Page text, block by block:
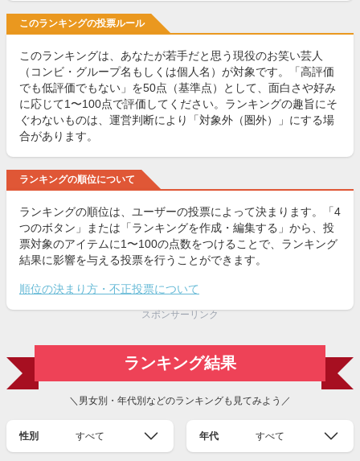
このランキングの投票ルール
このランキングは、あなたが若手だと思う現役のお笑い芸人
（コンビ・グループ名もしくは個人名）が対象です。「高評価
でも低評価でもない」を50点（基準点）として、面白さや好み
に応じて1〜100点で評価してください。ランキングの趣旨にそ
ぐわないものは、運営判断により「対象外（圏外）」にする場
合があります。
ランキングの順位について
ランキングの順位は、ユーザーの投票によって決まります。「4
つのボタン」または「ランキングを作成・編集する」から、投
票対象のアイテムに1〜100の点数をつけることで、ランキング
結果に影響を与える投票を行うことができます。
順位の決まり方・不正投票について
スポンサーリンク
ランキング結果
＼男女別・年代別などのランキングも見てみよう／
性別 すべて 年代 すべて